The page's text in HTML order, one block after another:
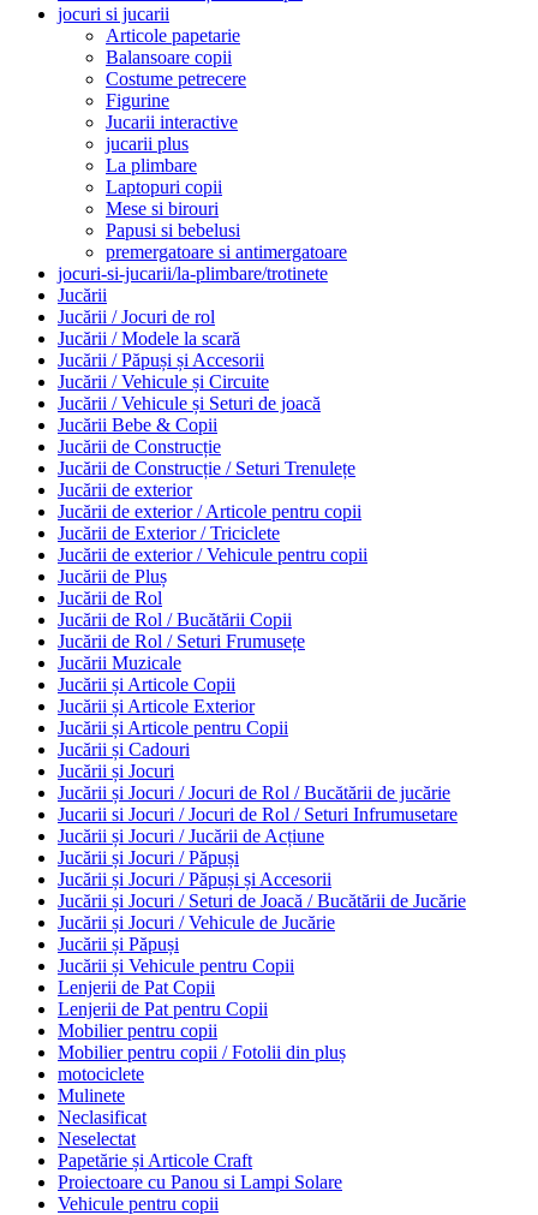
jocuri si jucarii
Articole papetarie
Balansoare copii
Costume petrecere
Figurine
Jucarii interactive
jucarii plus
La plimbare
Laptopuri copii
Mese si birouri
Papusi si bebelusi
premergatoare si antimergatoare
jocuri-si-jucarii/la-plimbare/trotinete
Jucării
Jucării / Jocuri de rol
Jucării / Modele la scară
Jucării / Păpuși și Accesorii
Jucării / Vehicule și Circuite
Jucării / Vehicule și Seturi de joacă
Jucării Bebe & Copii
Jucării de Construcție
Jucării de Construcție / Seturi Trenulețe
Jucării de exterior
Jucării de exterior / Articole pentru copii
Jucării de Exterior / Triciclete
Jucării de exterior / Vehicule pentru copii
Jucării de Pluș
Jucării de Rol
Jucării de Rol / Bucătării Copii
Jucării de Rol / Seturi Frumusețe
Jucării Muzicale
Jucării și Articole Copii
Jucării și Articole Exterior
Jucării și Articole pentru Copii
Jucării și Cadouri
Jucării și Jocuri
Jucării și Jocuri / Jocuri de Rol / Bucătării de jucărie
Jucarii si Jocuri / Jocuri de Rol / Seturi Infrumusetare
Jucării și Jocuri / Jucării de Acțiune
Jucării și Jocuri / Păpuși
Jucării și Jocuri / Păpuși și Accesorii
Jucării și Jocuri / Seturi de Joacă / Bucătării de Jucărie
Jucării și Jocuri / Vehicule de Jucărie
Jucării și Păpuși
Jucării și Vehicule pentru Copii
Lenjerii de Pat Copii
Lenjerii de Pat pentru Copii
Mobilier pentru copii
Mobilier pentru copii / Fotolii din pluș
motociclete
Mulinete
Neclasificat
Neselectat
Papetărie și Articole Craft
Proiectoare cu Panou si Lampi Solare
Vehicule pentru copii